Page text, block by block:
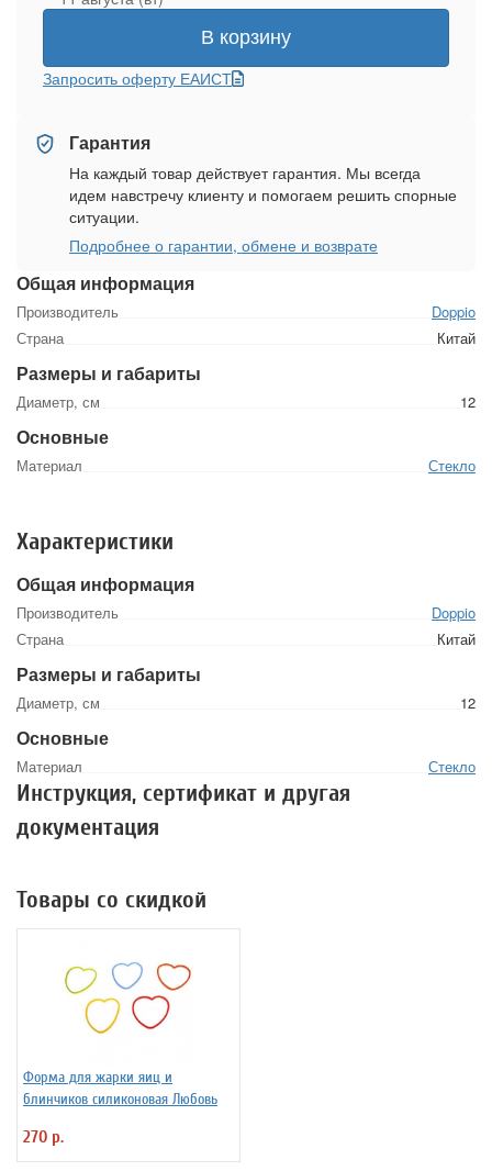
Общая информация
Производитель
Doppio
Страна
Китай
Размеры и габариты
Диаметр, см 12
Основные
Материал Стекло
В корзину
Запросить оферту ЕАИСТ
Гарантия
На каждый товар действует гарантия. Мы всегда
идем навстречу клиенту и помогаем решить спорные
ситуации.
Подробнее о гарантии, обмене и возврате
Характеристики
Общая информация
Производитель
Doppio
Страна
Китай
Размеры и габариты
Диаметр, см 12
Основные
Материал Стекло
Инструкция, сертификат и другая
документация
Товары со скидкой
Форма для жарки яиц и
блинчиков силиконовая Любовь
270 р.